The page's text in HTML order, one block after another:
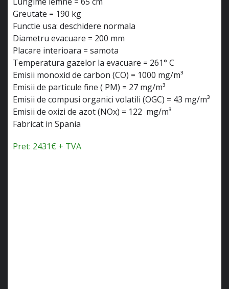
Greutate = 190 kg
Functie usa: deschidere normala
Diametru evacuare = 200 mm
Placare interioara = samota
Temperatura gazelor la evacuare = 261° C
Emisii monoxid de carbon (CO) = 1000 mg/m³
Emisii de particule fine ( PM) = 27 mg/m³
Emisii de compusi organici volatili (OGC) = 43 mg/m³
Emisii de oxizi de azot (NOx) = 122 mg/m³
Fabricat in Spania
Pret: 2431€ + TVA